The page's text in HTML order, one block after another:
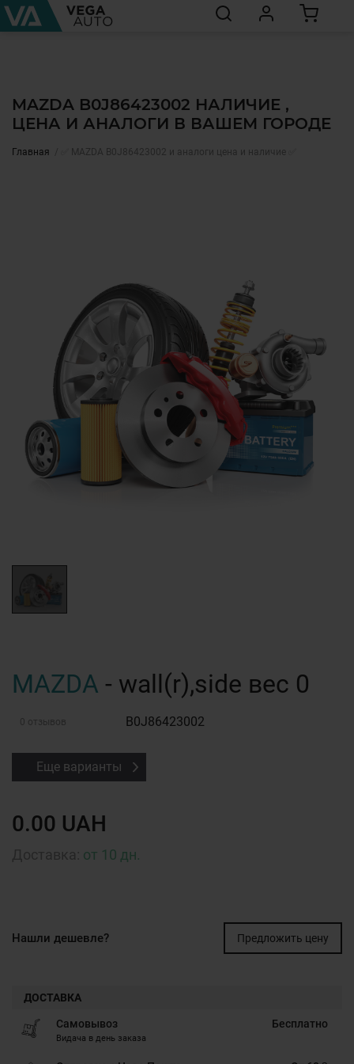
MAZDA B0J86423002 НАЛИЧИЕ ,
ЦЕНА И АНАЛОГИ В ВАШЕМ ГОРОДЕ
Главная ✅ MAZDA B0J86423002 и аналоги цена и наличие ✅
MAZDA - wall(r),side вес 0
0 отзывов B0J86423002
Еще варианты
0.00 UAH
от 10 дн.
Нашли дешевле? Предложить цену
ДОСТАВКА
Самовывоз
Видача в день заказа
Бесплатно